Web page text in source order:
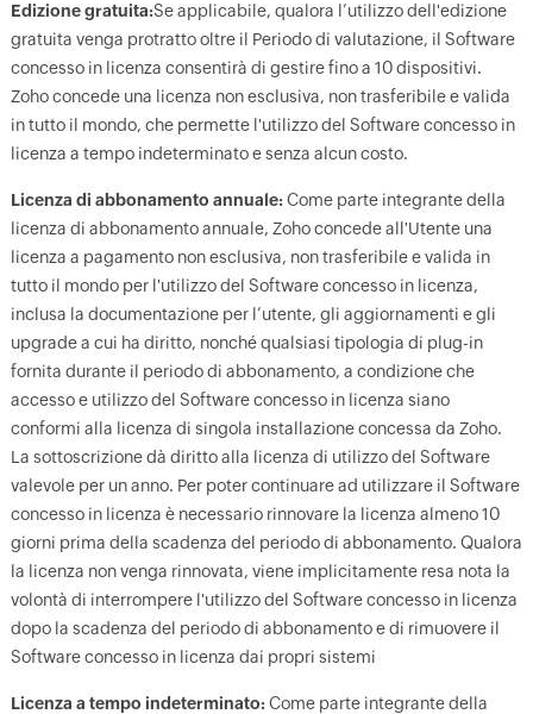
Edizione gratuita:Se applicabile, qualora l’utilizzo dell'edizione
gratuita venga protratto oltre il Periodo di valutazione, il Software
concesso in licenza consentirà di gestire fino a 10 dispositivi.
Zoho concede una licenza non esclusiva, non trasferibile e valida
in tutto il mondo, che permette l'utilizzo del Software concesso in
licenza a tempo indeterminato e senza alcun costo.
Licenza di abbonamento annuale:Come parte integrante della
licenza di abbonamento annuale, Zoho concede all'Utente una
licenza a pagamento non esclusiva, non trasferibile e valida in
tutto il mondo per l'utilizzo del Software concesso in licenza,
inclusa la documentazione per l’utente, gli aggiornamenti e gli
upgrade a cui ha diritto, nonché qualsiasi tipologia di plug-in
fornita durante il periodo di abbonamento, a condizione che
accesso e utilizzo del Software concesso in licenza siano
conformi alla licenza di singola installazione concessa da Zoho.
La sottoscrizione dà diritto alla licenza di utilizzo del Software
valevole per un anno. Per poter continuare ad utilizzare il Software
concesso in licenza è necessario rinnovare la licenza almeno 10
giorni prima della scadenza del periodo di abbonamento. Qualora
la licenza non venga rinnovata, viene implicitamente resa nota la
volontà di interrompere l'utilizzo del Software concesso in licenza
dopo la scadenza del periodo di abbonamento e di rimuovere il
Software concesso in licenza dai propri sistemi
Licenza a tempo indeterminato:Come parte integrante della